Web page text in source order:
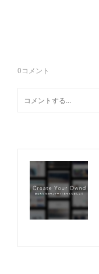
0コメント